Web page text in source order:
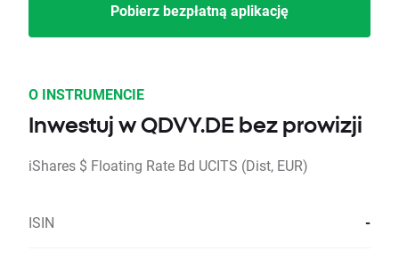
Pobierz bezpłatną aplikację
O INSTRUMENCIE
Inwestuj w QDVY.DE bez prowizji
iShares $ Floating Rate Bd UCITS (Dist, EUR)
ISIN -